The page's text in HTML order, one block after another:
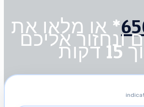
* או מלאו את
ונחזור אליכם
דקות